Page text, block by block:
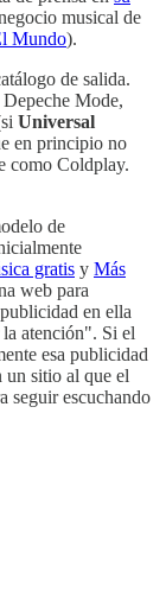
musical de
Mundo).
de salida.
Mode,
Universal
en principio no
como Coldplay.
de
gratis y Más
web para
en ella
atención". Si el
esa publicidad
un sitio al que el
seguir escuchando